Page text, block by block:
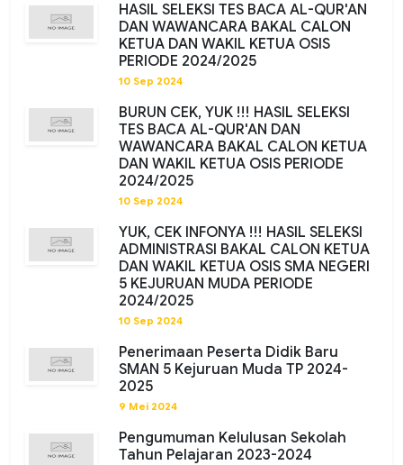
HASIL SELEKSI TES BACA AL-QUR'AN
DAN WAWANCARA BAKAL CALON
KETUA DAN WAKIL KETUA OSIS
PERIODE 2024/2025
10 Sep 2024
BURUN CEK, YUK !!! HASIL SELEKSI
TES BACA AL-QUR'AN DAN
WAWANCARA BAKAL CALON KETUA
DAN WAKIL KETUA OSIS PERIODE
2024/2025
10 Sep 2024
YUK, CEK INFONYA !!! HASIL SELEKSI
ADMINISTRASI BAKAL CALON KETUA
DAN WAKIL KETUA OSIS SMA NEGERI
5 KEJURUAN MUDA PERIODE
2024/2025
10 Sep 2024
Penerimaan Peserta Didik Baru
SMAN 5 Kejuruan Muda TP 2024-
2025
9 Mei 2024
Pengumuman Kelulusan Sekolah
Tahun Pelajaran 2023-2024